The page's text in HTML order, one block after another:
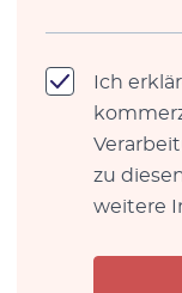
Ich
zu
weitere